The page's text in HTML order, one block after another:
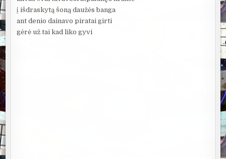
į išdraskytą šoną daužės banga
ant denio dainavo piratai girti
gėrė už tai kad liko gyvi